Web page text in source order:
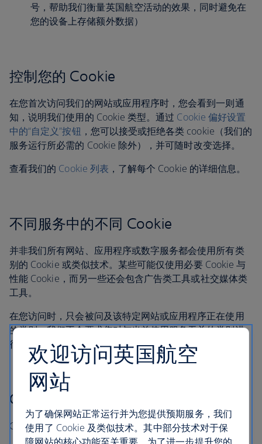
号，帮助我们衡量英国航空活动的效果，同时避免在
您的设备上存储额外数据）
控制您的 Cookie
在您首次访问我们的网站或应用程序时，您会看到一则通
知，说明我们使用的 Cookie 类型。通过 Cookie 偏好设置
中的“自定义”按钮 ，您可以接受或拒绝各类 cookie（我们的
服务运行所必需的 Cookie 除外）
，并可随时改变选择。
查看我们的 Cookie 列表 ，了解每个 Cookie 的详细信息。
不同服务中的不同 Cookie
并非我们所有网站、应用程序或数字服务都会使用所有类
别的 Cookie 或类似技术。某些可能仅使用必要 Cookie 与
性能 Cookie，而另一些还会包含广告类工具或社交媒体类
工具。
在您访问时，只会被问及该特定网站或应用程序正在使用
的类别。我们不会要求您对与当前使用服务无关的类别进
行授权。
Cookie 的有效期
Cookie 和类似技术的有效期各不相同：
欢迎访问英国航空
网站
为了确保网站正常运行并为您提供预期服务，我们
使用了 Cookie 及类似技术。其中部分技术对于保
障网站的核心功能至关重要。为了进一步提升您的